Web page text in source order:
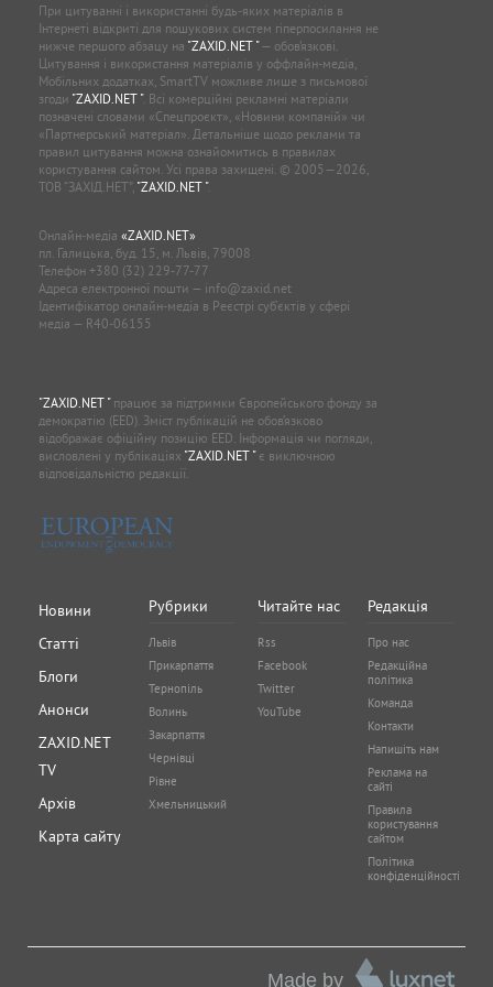
При цитуванні і використанні будь-яких матеріалів в
Інтернеті відкриті для пошукових систем гіперпосилання не
нижче першого абзацу на "ZAXID.NET "— обов’язкові.
Цитування і використання матеріалів у оффлайн-медіа,
Мобільних додатках, SmartTV можливе лише з письмової
згоди "ZAXID.NET ". Всі комерційні рекламні матеріали
позначені словами «Спецпроєкт», «Новини компаній» чи
«Партнерський матеріал». Детальніше щодо реклами та
правил цитування можна ознайомитись в правилах
користування сайтом. Усі права захищені. © 2005—2026,
ТОВ “ЗАХІД.НЕТ”, "ZAXID.NET ".
Онлайн-медіа «ZAXID.NET»
пл. Галицька, буд. 15, м. Львів, 79008
Телефон +380 (32) 229-77-77
Адреса електронної пошти — info@zaxid.net
Ідентифікатор онлайн-медіа в Реєстрі суб'єктів у сфері
медіа — R40-06155
"ZAXID.NET "працює за підтримки Європейського фонду за
демократію (EED). Зміст публікацій не обов’язково
відображає офіційну позицію EED. Інформація чи погляди,
висловлені у публікаціях "ZAXID.NET "є виключною
відповідальністю редакції.
Новини
Статті
Блоги
Анонси
ZAXID.NET
TV
Архів
Карта сайту
Рубрики
Львів
Прикарпаття
Тернопіль
Волинь
Закарпаття
Чернівці
Рівне
Хмельницький
Читайте нас
Rss
Facebook
Twitter
YouTube
Редакція
Про нас
Редакційна
політика
Команда
Контакти
Напишіть нам
Реклама на
сайті
Правила
користування
сайтом
Політика
конфіденційності
Made by